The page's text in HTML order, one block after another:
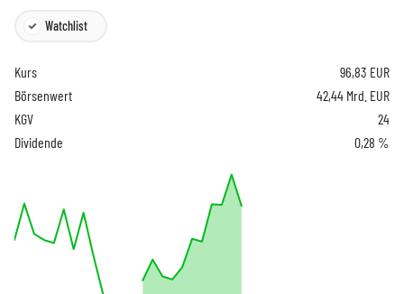
Watchlist
Kurs 96,83 EUR
Börsenwert
42,44 Mrd. EUR
KGV
24
Dividende
0,28 %